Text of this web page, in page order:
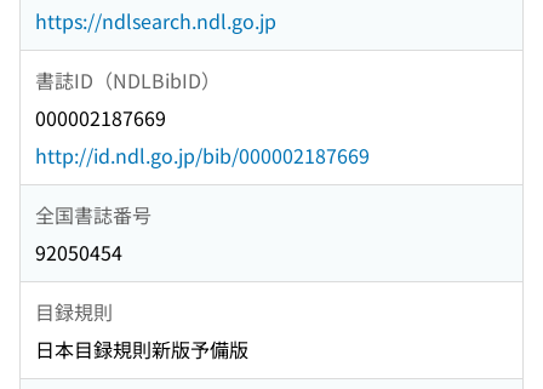
https://ndlsearch.ndl.go.jp
書誌ID（NDLBibID）
000002187669
http://id.ndl.go.jp/bib/000002187669
全国書誌番号
92050454
目録規則
日本目録規則新版予備版